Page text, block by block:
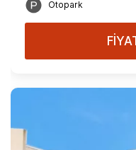
Otopark